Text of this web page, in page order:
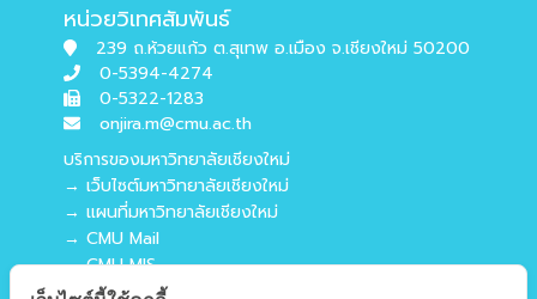
หน่วยวิเทศสัมพันธ์
239 ถ.ห้วยแก้ว ต.สุเทพ อ.เมือง จ.เชียงใหม่ 50200
0-5394-4274
0-5322-1283
onjira.m@cmu.ac.th
บริการของมหาวิทยาลัยเชียงใหม่
→ เว็บไซต์มหาวิทยาลัยเชียงใหม่
→ แผนที่มหาวิทยาลัยเชียงใหม่
→ CMU Mail
→ CMU MIS
→ CMU SIS